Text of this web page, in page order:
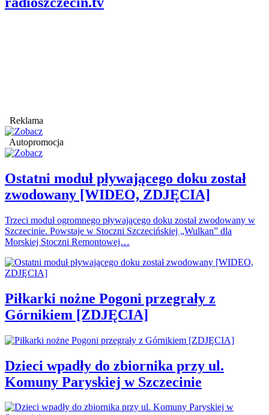
Reklama
Autopromocja
Ostatni moduł pływającego doku został
zwodowany [WIDEO, ZDJĘCIA]
Trzeci moduł ogromnego pływającego doku został zwodowany w
Szczecinie. Powstaje w Stoczni Szczecińskiej „Wulkan” dla
Morskiej Stoczni Remontowej…
Piłkarki nożne Pogoni przegrały z
Górnikiem [ZDJĘCIA]
Dzieci wpadły do zbiornika przy ul.
Komuny Paryskiej w Szczecinie